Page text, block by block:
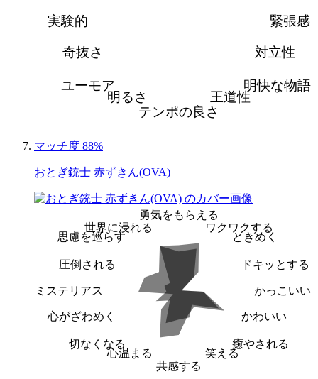
緊張感
対立性
明快な物語
王道性
テンポの良さ
明るさ
ユーモア
奇抜さ
実験的
マッチ度 88%
おとぎ銃士 赤ずきん(OVA)
勇気をもらえる
ワクワクする
ときめく
ドキッとする
かっこいい
かわいい
癒やされる
笑える
共感する
心温まる
切なくなる
心がざわめく
ミステリアス
圧倒される
思慮を巡らす
世界に浸れる